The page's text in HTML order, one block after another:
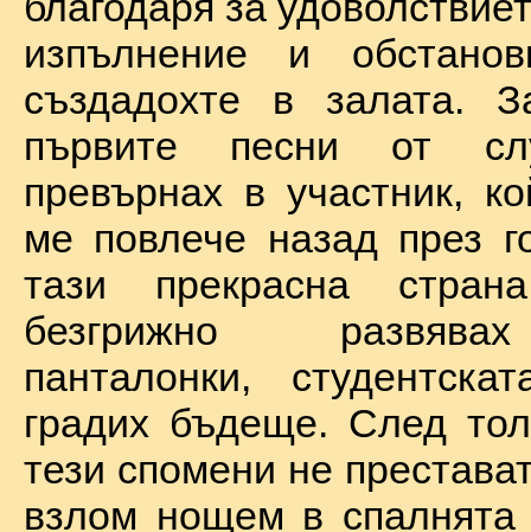
изпълнение и
създадохте в залата.
първите песни от
превърнах в участник,
ме повлече назад през
тази прекрасна
безгрижно
панталонки,
градих бъдеще. След
тези спомени не
взлом нощем в спалнята